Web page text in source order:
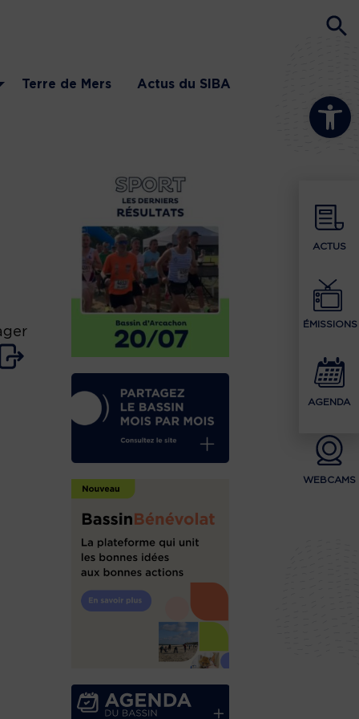
Ouvrir la
ACTUS
ÉMISSIONS
AGENDA
WEBCAMS
Terre de Mers Actus du SIBA